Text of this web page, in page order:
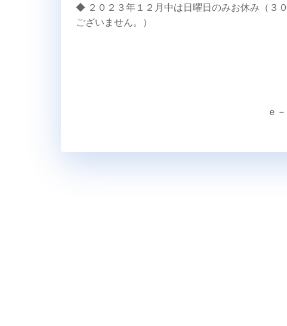
◆ ２０２３年１２月中は日曜日のみお休み（３
ございません。）
ｅ